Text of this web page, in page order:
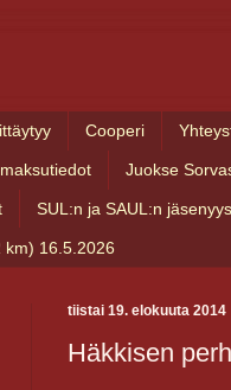
Cooperi
Juokse
SUL:n ja SAUL:n jäsenyys
km) 16.5.2026
tiistai 19. elokuuta 2014
Häkkisen